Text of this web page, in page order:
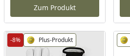
Zum Produkt
-8% Plus-Produkt